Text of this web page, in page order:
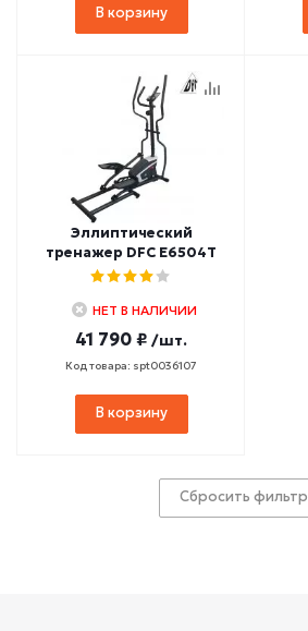
В корзину
Эллиптический
тренажер DFC E6504T
НЕТ В НАЛИЧИИ
41 790 ₽ /шт.
Код товара: spt0036107
В корзину
Сбросить фильтр